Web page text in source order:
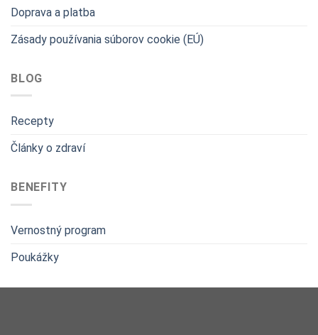
Doprava a platba
Zásady používania súborov cookie (EÚ)
BLOG
Recepty
Články o zdraví
BENEFITY
Vernostný program
Poukážky